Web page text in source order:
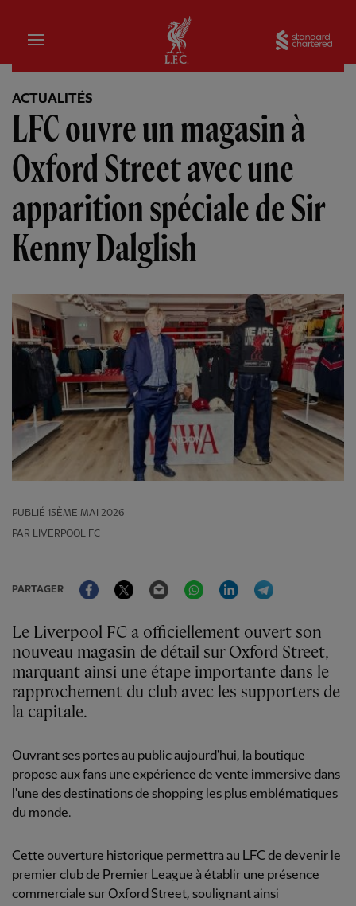
Domicile
ACTUALITÉS
LFC ouvre un magasin à
Oxford Street avec une
apparition spéciale de Sir
Kenny Dalglish
PUBLIÉ 15ÈME MAI 2026
PAR LIVERPOOL FC
PARTAGER
FacebookTwitter Email WhatsAppLinkedIn
Le Liverpool FC a officiellement ouvert son
nouveau magasin de détail sur Oxford Street,
marquant ainsi une étape importante dans le
rapprochement du club avec les supporters de
la capitale.
Ouvrant ses portes au public aujourd'hui, la boutique
propose aux fans une expérience de vente immersive dans
l'une des destinations de shopping les plus emblématiques
du monde.
Cette ouverture historique permettra au LFC de devenir le
premier club de Premier League à établir une présence
commerciale sur Oxford Street, soulignant ainsi